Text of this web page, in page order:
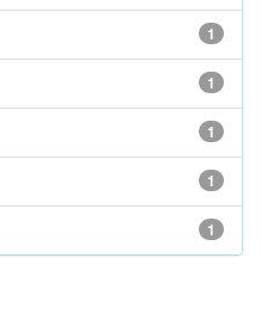
1
1
1
1
1